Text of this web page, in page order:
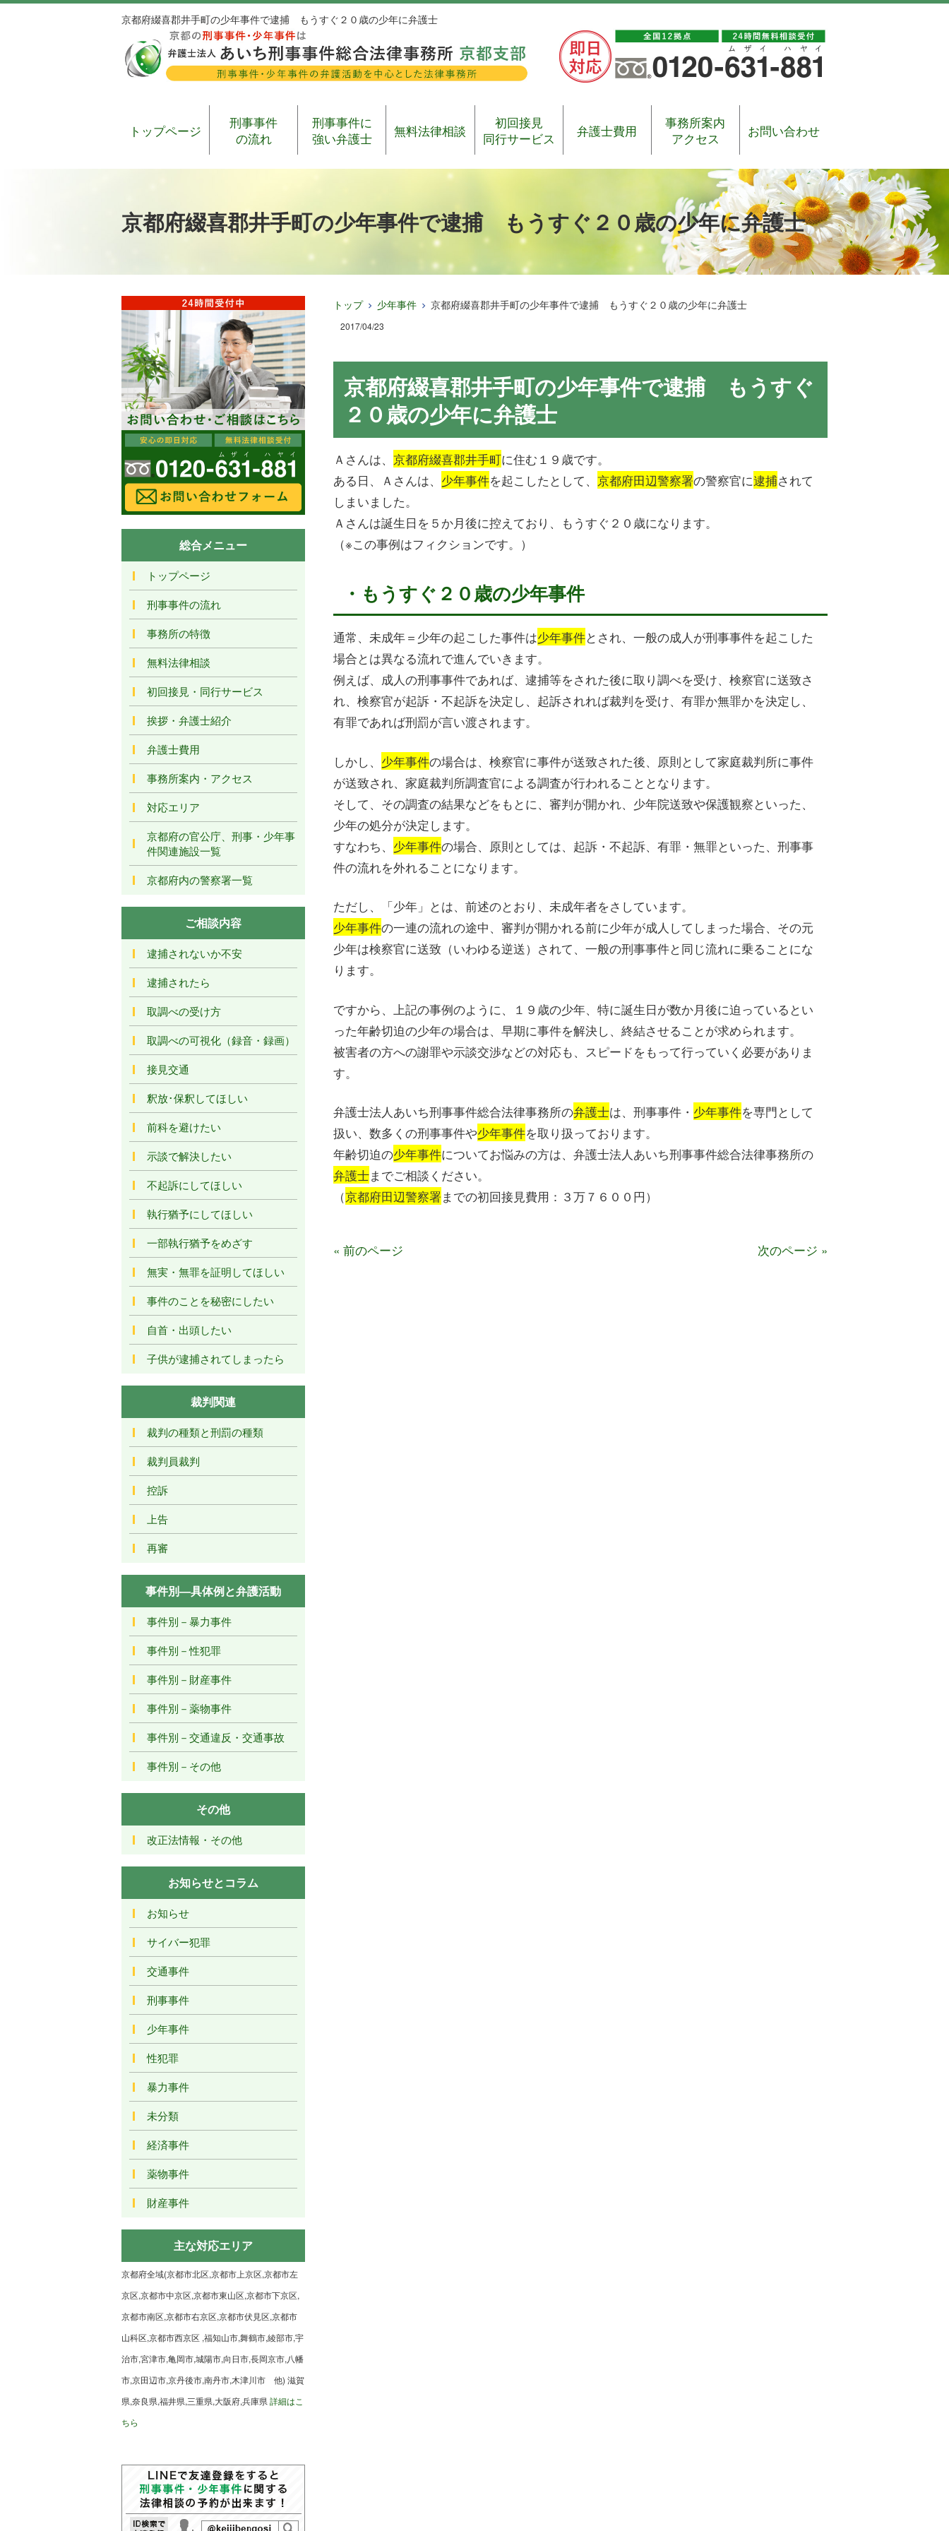
京都府綴喜郡井手町の少年事件で逮捕 もうすぐ２０歳の少年に弁護士
トップページ
刑事事件
の流れ
刑事事件に
強い弁護士
無料法律相談
初回接見
同行サービス
弁護士費用
事務所案内
アクセス
お問い合わせ
京都府綴喜郡井手町の少年事件で逮捕 もうすぐ２０歳の少年に弁護士
トップ 少年事件 京都府綴喜郡井手町の少年事件で逮捕 もうすぐ２０歳の少年に弁護士
2017/04/23
京都府綴喜郡井手町の少年事件で逮捕 もうすぐ
２０歳の少年に弁護士
Ａさんは、 京都府綴喜郡井手町に住む１９歳です。
ある日、Ａさんは、 少年事件を起こしたとして、 京都府田辺警察署の警察官に逮捕されて
しまいました。
Ａさんは誕生日を５か月後に控えており、もうすぐ２０歳になります。
（※この事例はフィクションです。）
・もうすぐ２０歳の少年事件
通常、未成年＝少年の起こした事件は少年事件とされ、一般の成人が刑事事件を起こした
場合とは異なる流れで進んでいきます。
例えば、成人の刑事事件であれば、逮捕等をされた後に取り調べを受け、検察官に送致さ
れ、検察官が起訴・不起訴を決定し、起訴されれば裁判を受け、有罪か無罪かを決定し、
有罪であれば刑罰が言い渡されます。
しかし、 少年事件の場合は、検察官に事件が送致された後、原則として家庭裁判所に事件
が送致され、家庭裁判所調査官による調査が行われることとなります。
そして、その調査の結果などをもとに、審判が開かれ、少年院送致や保護観察といった、
少年の処分が決定します。
すなわち、 少年事件の場合、原則としては、起訴・不起訴、有罪・無罪といった、刑事事
件の流れを外れることになります。
ただし、「少年」とは、前述のとおり、未成年者をさしています。
少年事件の一連の流れの途中、審判が開かれる前に少年が成人してしまった場合、その元
少年は検察官に送致（いわゆる逆送）されて、一般の刑事事件と同じ流れに乗ることにな
ります。
ですから、上記の事例のように、１９歳の少年、特に誕生日が数か月後に迫っているとい
った年齢切迫の少年の場合は、早期に事件を解決し、終結させることが求められます。
被害者の方への謝罪や示談交渉などの対応も、スピードをもって行っていく必要がありま
す。
弁護士法人あいち刑事事件総合法律事務所の弁護士は、刑事事件・ 少年事件を専門として
扱い、数多くの刑事事件や少年事件を取り扱っております。
年齢切迫の少年事件についてお悩みの方は、弁護士法人あいち刑事事件総合法律事務所の
弁護士までご相談ください。
（京都府田辺警察署までの初回接見費用：３万７６００円）
« 前のページ 次のページ »
総合メニュー
トップページ
刑事事件の流れ
事務所の特徴
無料法律相談
初回接見・同行サービス
挨拶・弁護士紹介
弁護士費用
事務所案内・アクセス
対応エリア
京都府の官公庁、刑事・少年事
件関連施設一覧
京都府内の警察署一覧
ご相談内容
逮捕されないか不安
逮捕されたら
取調べの受け方
取調べの可視化（録音・録画）
接見交通
釈放･保釈してほしい
前科を避けたい
示談で解決したい
不起訴にしてほしい
執行猶予にしてほしい
一部執行猶予をめざす
無実・無罪を証明してほしい
事件のことを秘密にしたい
自首・出頭したい
子供が逮捕されてしまったら
裁判関連
裁判の種類と刑罰の種類
裁判員裁判
控訴
上告
再審
事件別―具体例と弁護活動
事件別－暴力事件
事件別－性犯罪
事件別－財産事件
事件別－薬物事件
事件別－交通違反・交通事故
事件別－その他
その他
改正法情報・その他
お知らせとコラム
お知らせ
サイバー犯罪
交通事件
刑事事件
少年事件
性犯罪
暴力事件
未分類
経済事件
薬物事件
財産事件
主な対応エリア
京都府全域(京都市北区,京都市上京区,京都市左
京区,京都市中京区,京都市東山区,京都市下京区,
京都市南区,京都市右京区,京都市伏見区,京都市
山科区,京都市西京区 ,福知山市,舞鶴市,綾部市,宇
治市,宮津市,亀岡市,城陽市,向日市,長岡京市,八幡
市,京田辺市,京丹後市,南丹市,木津川市 他) 滋賀
県,奈良県,福井県,三重県,大阪府,兵庫県 詳細はこ
ちら